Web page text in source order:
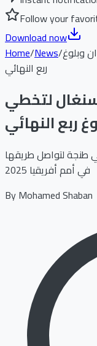
Follow your
Download now
Home/News/وبلوغ
ربع النهائي
لتخطي
ربع النهائي
تأخرها المبكر إلى فوز 3-1 في طنجة لتواصل طريقها
في أمم أفريقيا 2025
ByMohamed Shaban